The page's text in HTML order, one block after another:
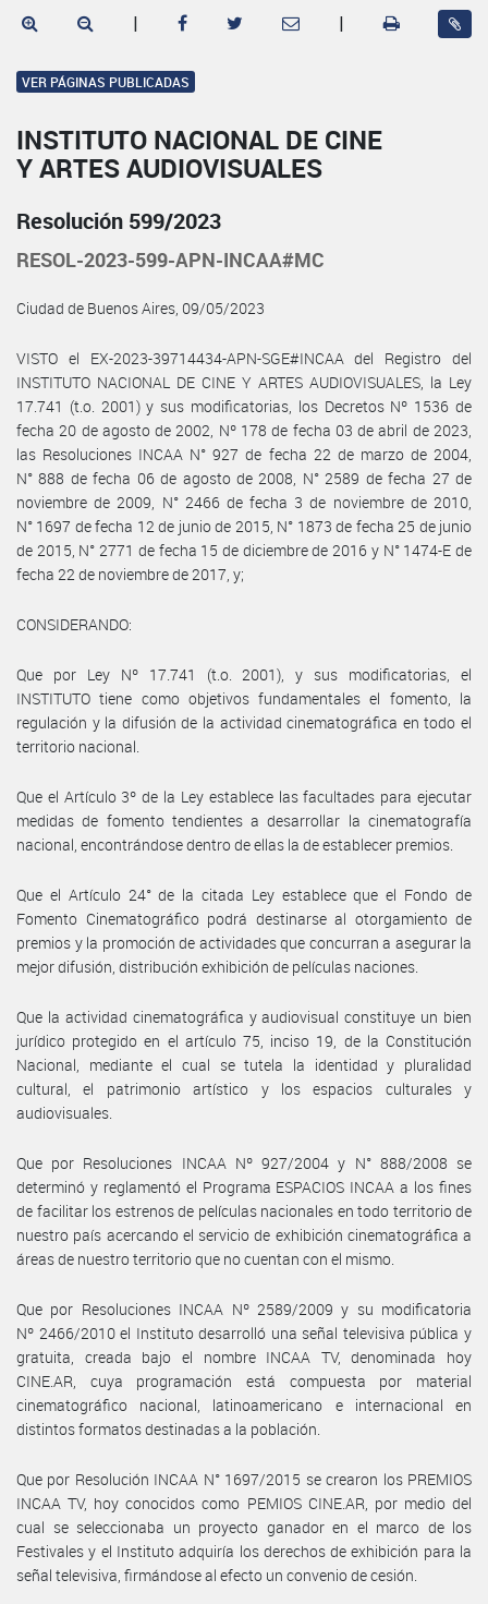
| |
VER PÁGINAS PUBLICADAS
INSTITUTO NACIONAL DE CINE
Y ARTES AUDIOVISUALES
Resolución 599/2023
RESOL-2023-599-APN-INCAA#MC
Ciudad de Buenos Aires, 09/05/2023
VISTO el EX-2023-39714434-APN-SGE#INCAA del Registro del
INSTITUTO NACIONAL DE CINE Y ARTES AUDIOVISUALES, la Ley
17.741 (t.o. 2001) y sus modificatorias, los Decretos Nº 1536 de
fecha 20 de agosto de 2002, Nº 178 de fecha 03 de abril de 2023,
las Resoluciones INCAA N° 927 de fecha 22 de marzo de 2004,
N° 888 de fecha 06 de agosto de 2008, N° 2589 de fecha 27 de
noviembre de 2009, N° 2466 de fecha 3 de noviembre de 2010,
N° 1697 de fecha 12 de junio de 2015, N° 1873 de fecha 25 de junio
de 2015, N° 2771 de fecha 15 de diciembre de 2016 y N° 1474-E de
fecha 22 de noviembre de 2017, y;
CONSIDERANDO:
Que por Ley Nº 17.741 (t.o. 2001), y sus modificatorias, el
INSTITUTO tiene como objetivos fundamentales el fomento, la
regulación y la difusión de la actividad cinematográfica en todo el
territorio nacional.
Que el Artículo 3º de la Ley establece las facultades para ejecutar
medidas de fomento tendientes a desarrollar la cinematografía
nacional, encontrándose dentro de ellas la de establecer premios.
Que el Artículo 24° de la citada Ley establece que el Fondo de
Fomento Cinematográfico podrá destinarse al otorgamiento de
premios y la promoción de actividades que concurran a asegurar la
mejor difusión, distribución exhibición de películas naciones.
Que la actividad cinematográfica y audiovisual constituye un bien
jurídico protegido en el artículo 75, inciso 19, de la Constitución
Nacional, mediante el cual se tutela la identidad y pluralidad
cultural, el patrimonio artístico y los espacios culturales y
audiovisuales.
Que por Resoluciones INCAA Nº 927/2004 y N° 888/2008 se
determinó y reglamentó el Programa ESPACIOS INCAA a los fines
de facilitar los estrenos de películas nacionales en todo territorio de
nuestro país acercando el servicio de exhibición cinematográfica a
áreas de nuestro territorio que no cuentan con el mismo.
Que por Resoluciones INCAA Nº 2589/2009 y su modificatoria
Nº 2466/2010 el Instituto desarrolló una señal televisiva pública y
gratuita, creada bajo el nombre INCAA TV, denominada hoy
CINE.AR, cuya programación está compuesta por material
cinematográfico nacional, latinoamericano e internacional en
distintos formatos destinadas a la población.
Que por Resolución INCAA N° 1697/2015 se crearon los PREMIOS
INCAA TV, hoy conocidos como PEMIOS CINE.AR, por medio del
cual se seleccionaba un proyecto ganador en el marco de los
Festivales y el Instituto adquiría los derechos de exhibición para la
señal televisiva, firmándose al efecto un convenio de cesión.